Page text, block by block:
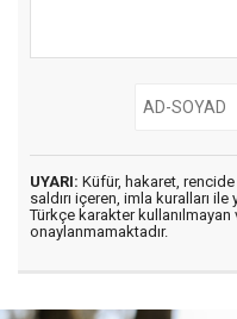
UYARI: Küfür, hakaret,
saldırı içeren, imla kuralları ile
Türkçe karakter
onaylanmamaktadır.